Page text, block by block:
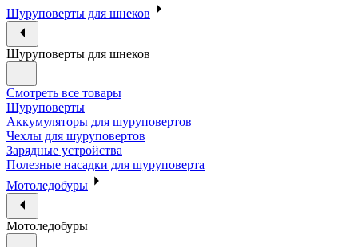
Шуруповерты для шнеков
Шуруповерты для шнеков
Смотреть все товары
Шуруповерты
Аккумуляторы для шуруповертов
Чехлы для шуруповертов
Зарядные устройства
Полезные насадки для шуруповерта
Мотоледобуры
Мотоледобуры